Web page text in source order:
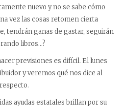
nuevo y no se sabe cómo
vez las cosas retomen cierta
tendrán ganas de gastar, seguirán
libros…?
previsiones es difícil. El lunes
y veremos qué nos dice al
respecto.
ayudas estatales brillan por su